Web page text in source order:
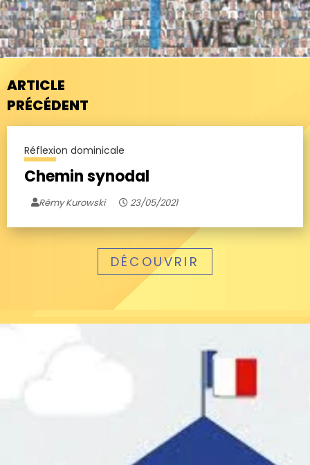
ARTICLE
PRÉCÉDENT
Réflexion dominicale
Chemin synodal
Rémy Kurowski 23/05/2021
DÉCOUVRIR